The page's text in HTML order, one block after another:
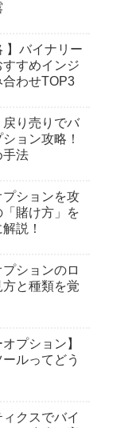
】バイナリー
すめインジ
わせTOP3
り売りでバ
ョン攻略！
手法
ションを攻
賭け方」を
説！
ションのロ
と種類を覚
プション】
ルってどう
クスでバイ